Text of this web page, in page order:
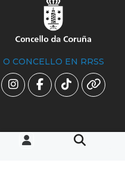
O CONCELLO EN RRSS